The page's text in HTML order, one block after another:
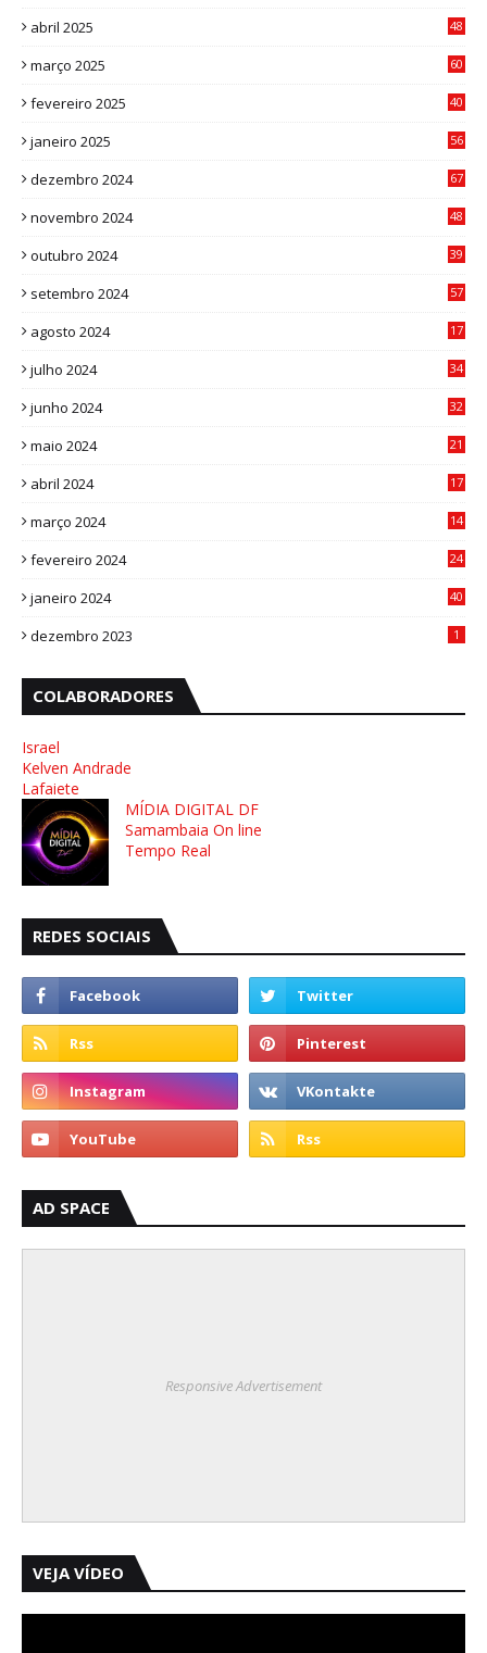
abril 2025
48
março 2025
60
fevereiro 2025
40
janeiro 2025
56
dezembro 2024
67
novembro 2024
48
outubro 2024
39
setembro 2024
57
agosto 2024
17
julho 2024
34
junho 2024
32
maio 2024
21
abril 2024
17
março 2024
14
fevereiro 2024
24
janeiro 2024
40
dezembro 2023 1
COLABORADORES
Israel
Kelven Andrade
Lafaiete
MÍDIA DIGITAL DF
Samambaia On line
Tempo Real
REDES SOCIAIS
AD SPACE
Responsive Advertisement
VEJA VÍDEO